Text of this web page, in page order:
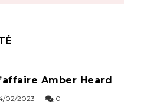
Amber Heard
02/2023 0